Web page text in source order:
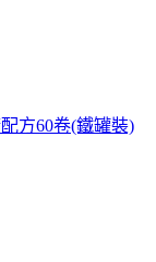
方60卷(鐵罐裝)